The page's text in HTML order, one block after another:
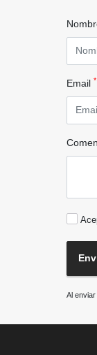
Email *
Al